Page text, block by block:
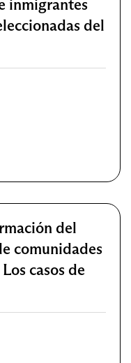
inmigrantes
del
del
comunidades
casos de